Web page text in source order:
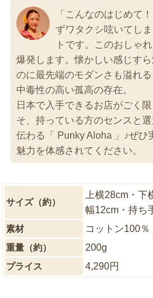
「こんなのはじめて
ずワタクシ呟いてし
トです。このおしゃ
爆発します。懐かしい感じす
のに最先端のモダンさも溢れ
中毒性の高い孤高の存在。
日本で入手できるお店がごく
そ、持っている方のセンスと
伝わる「 Punky Aloha 」♪ぜひ
魅力を体感されてください。
サイズ（約）
上横28cm・下
幅12cm・持ち
素材
コットン100
重量（約）
200g
プライス
4,290円